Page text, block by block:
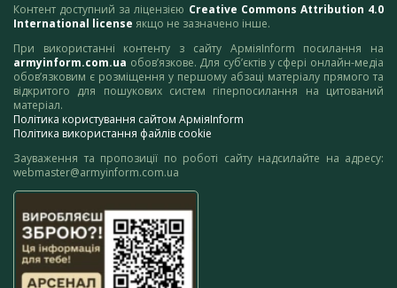
Контент доступний за ліцензією Creative Commons Attribution 4.0
International license якщо не зазначено інше.
При використанні контенту з сайту АрміяInform посилання на
armyinform.com.ua обов’язкове. Для суб’єктів у сфері онлайн-медіа
обов’язковим є розміщення у першому абзаці матеріалу прямого та
відкритого для пошукових систем гіперпосилання на цитований
матеріал.
Політика користування сайтом АрміяInform
Політика використання файлів cookie
Зауваження та пропозиції по роботі сайту надсилайте на адресу:
webmaster@armyinform.com.ua